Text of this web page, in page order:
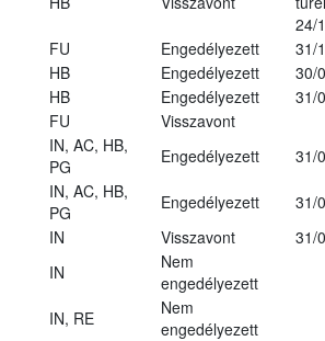
24/
FU Engedélyezett
31/
HB Engedélyezett
30/
HB Engedélyezett
31/
FU
Visszavont
IN, AC, HB,
PG
Engedélyezett
31/
IN, AC, HB,
PG
Engedélyezett
31/
IN Visszavont
31/
IN
Nem
engedélyezett
IN, RE
Nem
engedélyezett